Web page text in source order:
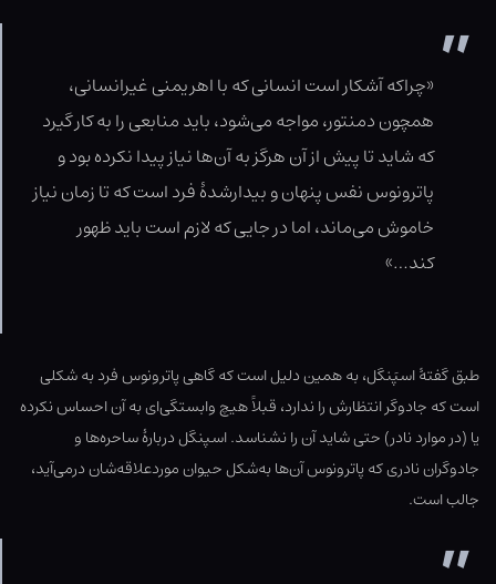
«چراکه آشکار است انسانی که با اهریمنی غیرانسانی،
همچون دمنتور، مواجه می‌شود، باید منابعی را به کار گیرد
که شاید تا پیش از آن هرگز به آن‌ها نیاز پیدا نکرده بود و
پاترونوس نفس پنهان و بیدارشدهٔ فرد است که تا زمان نیاز
خاموش می‌ماند، اما در جایی که لازم است باید ظهور
کند…»
طبق گفتهٔ اسپَنگل، به همین دلیل است که گاهی پاترونوس فرد به شکلی
است که جادوگر انتظارش را ندارد، قبلاً هیچ وابستگی‌ای به آن احساس نکرده
یا (در موارد نادر) حتی شاید آن را نشناسد. اسپنگل دربارهٔ ساحره‌ها و
جادوگران نادری که پاترونوس آن‌ها به‌شکل حیوان موردعلاقه‌شان درمی‌آید،
جالب است.